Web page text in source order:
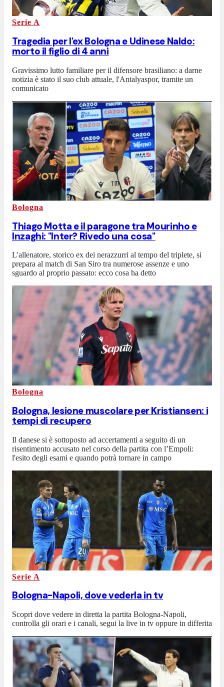
Serie A
Tragedia per l'ex Bologna e Udinese Naldo:
morto il figlio di 4 anni
Gravissimo lutto familiare per il difensore brasiliano: a darne
notizia è stato il suo club attuale, l'Antalyaspor, tramite un
comunicato
Bologna
Thiago Motta e il paragone tra Mourinho e
Inzaghi: "Inter? Rivedo una cosa"
L'allenatore, storico ex dei nerazzurri al tempo del triplete, si
prepara al match di San Siro tra numerose assenze e uno
sguardo al proprio passato: ecco cosa ha detto
Bologna
Bologna, lesione muscolare per Kristiansen: i
tempi di recupero
Il danese si è sottoposto ad accertamenti a seguito di un
risentimento accusato nel corso della partita con l’Empoli:
l'esito degli esami e quando potrà tornare in campo
Serie A
Bologna-Napoli, dove vederla in tv
Scopri dove vedere in diretta la partita Bologna-Napoli,
controlla gli orari e i canali, segui la live in tv oppure in differita